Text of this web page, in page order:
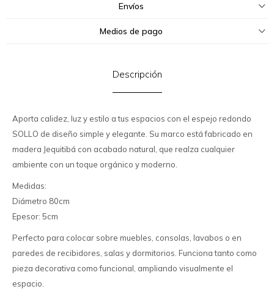
Envíos
Medios de pago
Descripción
Aporta calidez, luz y estilo a tus espacios con el espejo redondo
SOLLO de diseño simple y elegante. Su marco está fabricado en
madera Jequitibá con acabado natural, que realza cualquier
ambiente con un toque orgánico y moderno.
Medidas:
Diámetro 80cm
Epesor: 5cm
Perfecto para colocar sobre muebles, consolas, lavabos o en
paredes de recibidores, salas y dormitorios. Funciona tanto como
pieza decorativa como funcional, ampliando visualmente el
espacio.